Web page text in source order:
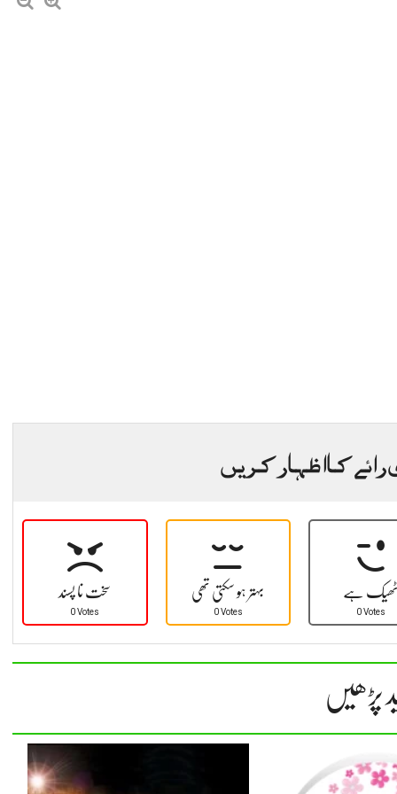
کا اظہار کریں
سخت نا پسند
0 Votes
بہتر ہو سکتی تھی
0 Votes
ہے
0 Votes
پڑھیں